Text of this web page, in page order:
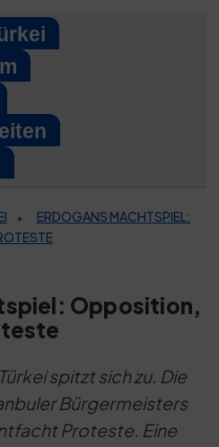
•
ERDOGANS MACHTSPIEL:
Opposition,
spitzt sich zu. Die
Bürgermeisters
Proteste. Eine